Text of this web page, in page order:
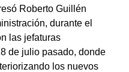
Roberto Guillén
durante el
las jefaturas
de julio pasado, donde
los nuevos